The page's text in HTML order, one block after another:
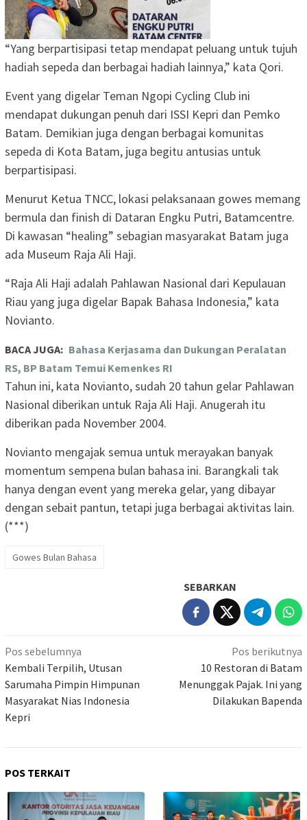
“Yang berpartisipasi tetap mendapat peluang untuk tujuh
hadiah sepeda dan berbagai hadiah lainnya,” kata Qori.
Event yang digelar Teman Ngopi Cycling Club ini
mendapat dukungan penuh dari ISSI Kepri dan Pemko
Batam. Demikian juga dengan berbagai komunitas
sepeda di Kota Batam, juga begitu antusias untuk
berpartisipasi.
Menurut Ketua TNCC, lokasi pelaksanaan gowes memang
bermula dan finish di Dataran Engku Putri, Batamcentre.
Di kawasan “healing” sebagian masyarakat Batam juga
ada Museum Raja Ali Haji.
“Raja Ali Haji adalah Pahlawan Nasional dari Kepulauan
Riau yang juga digelar Bapak Bahasa Indonesia,” kata
Novianto.
BACA JUGA: Bahasa Kerjasama dan Dukungan Peralatan
RS, BP Batam Temui Kemenkes RI
Tahun ini, kata Novianto, sudah 20 tahun gelar Pahlawan
Nasional diberikan untuk Raja Ali Haji. Anugerah itu
diberikan pada November 2004.
Novianto mengajak semua untuk merayakan banyak
momentum sempena bulan bahasa ini. Barangkali tak
hanya dengan event yang mereka gelar, yang dibayar
dengan sebait pantun, tetapi juga berbagai aktivitas lain.
(***)
Gowes Bulan Bahasa
SEBARKAN
Navigasi
pos
Pos sebelumnya
Kembali Terpilih, Utusan
Sarumaha Pimpin Himpunan
Masyarakat Nias Indonesia
Kepri
Pos berikutnya
10 Restoran di Batam
Menunggak Pajak. Ini yang
Dilakukan Bapenda
POS TERKAIT